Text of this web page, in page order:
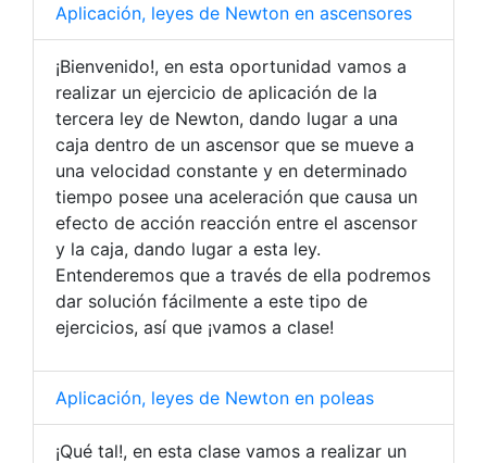
Aplicación, leyes de Newton en ascensores
¡Bienvenido!, en esta oportunidad vamos a
realizar un ejercicio de aplicación de la
tercera ley de Newton, dando lugar a una
caja dentro de un ascensor que se mueve a
una velocidad constante y en determinado
tiempo posee una aceleración que causa un
efecto de acción reacción entre el ascensor
y la caja, dando lugar a esta ley.
Entenderemos que a través de ella podremos
dar solución fácilmente a este tipo de
ejercicios, así que ¡vamos a clase!
Aplicación, leyes de Newton en poleas
¡Qué tal!, en esta clase vamos a realizar un